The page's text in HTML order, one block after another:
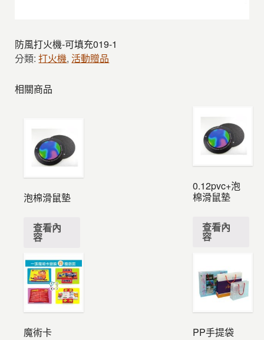
防風打火機-可填充019-1
分類:打火機,活動贈品
相關商品
泡棉滑鼠墊
查看內
容
0.12pvc+泡
棉滑鼠墊
查看內
容
魔術卡 PP手提袋